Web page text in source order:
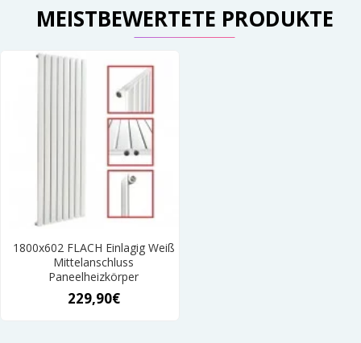
MEISTBEWERTETE PRODUKTE
1800x602 FLACH Einlagig Weiß
Mittelanschluss
Paneelheizkörper
229,90€